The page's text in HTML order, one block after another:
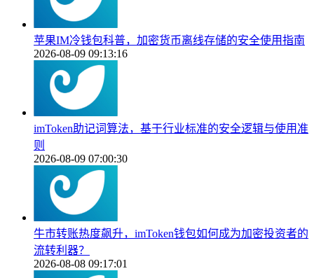
苹果IM冷钱包科普，加密货币离线存储的安全使用指南
2026-08-09 09:13:16
imToken助记词算法，基于行业标准的安全逻辑与使用准
则
2026-08-09 07:00:30
牛市转账热度飙升，imToken钱包如何成为加密投资者的
流转利器？
2026-08-08 09:17:01